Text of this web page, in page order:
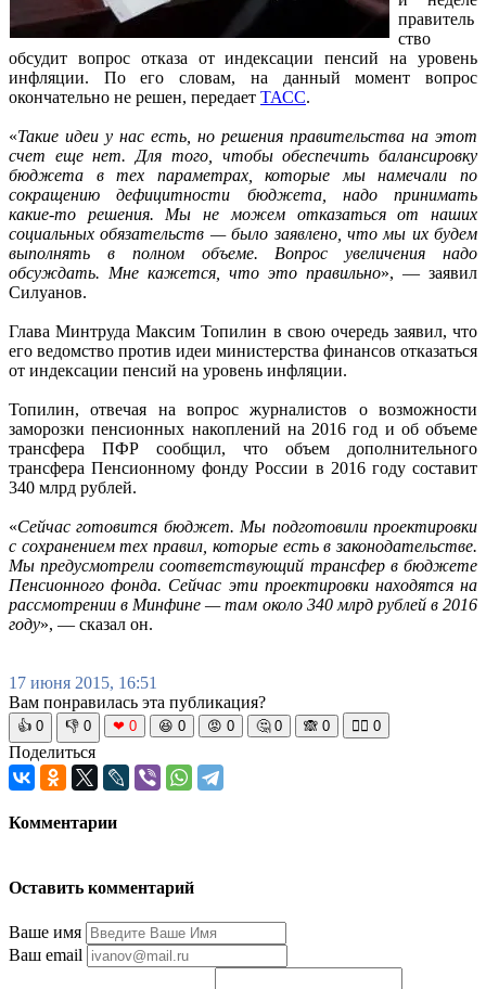
правитель
ство
обсудит вопрос отказа от индексации пенсий на уровень
инфляции. По его словам, на данный момент вопрос
окончательно не решен, передает ТАСС.
«Такие идеи у нас есть, но решения правительства на этот
счет еще нет. Для того, чтобы обеспечить балансировку
бюджета в тех параметрах, которые мы намечали по
сокращению дефицитности бюджета, надо принимать
какие-то решения. Мы не можем отказаться от наших
социальных обязательств — было заявлено, что мы их будем
выполнять в полном объеме. Вопрос увеличения надо
обсуждать. Мне кажется, что это правильно», — заявил
Силуанов.
Глава Минтруда Максим Топилин в свою очередь заявил, что
его ведомство против идеи министерства финансов отказаться
от индексации пенсий на уровень инфляции.
Топилин, отвечая на вопрос журналистов о возможности
заморозки пенсионных накоплений на 2016 год и об объеме
трансфера ПФР сообщил, что объем дополнительного
трансфера Пенсионному фонду России в 2016 году составит
340 млрд рублей.
«Сейчас готовится бюджет. Мы подготовили проектировки
с сохранением тех правил, которые есть в законодательстве.
Мы предусмотрели соответствующий трансфер в бюджете
Пенсионного фонда. Сейчас эти проектировки находятся на
рассмотрении в Минфине — там около 340 млрд рублей в 2016
году», — сказал он.
17 июня 2015, 16:51
Вам понравилась эта публикация?
👍 0 👎 0 ❤ 0 😆 0 😡 0 🤔 0 🙈 0 🧘‍♀️ 0
Поделиться
Комментарии
Оставить комментарий
Ваше имя
Ваш email